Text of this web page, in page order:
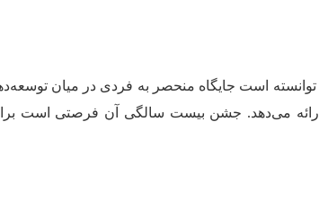
محتوا که در سطح جهانی شناخته شده است، از سال‌های اولیه ظهور وب 2.0 تا به امروز، توانسته است جایگاه
ارائه می‌دهد. جشن بیست سالگی آن فرصتی است